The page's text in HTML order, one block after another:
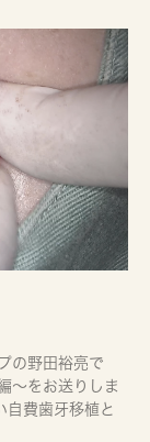
の野田裕亮で
をお送りしま
自費歯牙移植と